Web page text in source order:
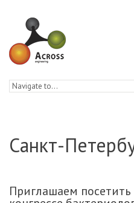
Санкт-
Приглашаем